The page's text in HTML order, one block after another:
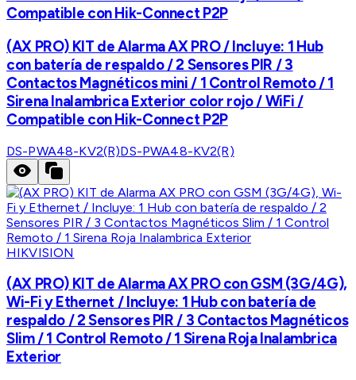
Compatible con Hik-Connect P2P
(AX PRO) KIT de Alarma AX PRO / Incluye: 1 Hub
con batería de respaldo / 2 Sensores PIR / 3
Contactos Magnéticos mini / 1 Control Remoto / 1
Sirena Inalambrica Exterior color rojo / WiFi /
Compatible con Hik-Connect P2P
DS-PWA48-KV2(R)DS-PWA48-KV2(R)
HIKVISION
(AX PRO) KIT de Alarma AX PRO con GSM (3G/4G),
Wi-Fi y Ethernet / Incluye: 1 Hub con batería de
respaldo / 2 Sensores PIR / 3 Contactos Magnéticos
Slim / 1 Control Remoto / 1 Sirena Roja Inalambrica
Exterior